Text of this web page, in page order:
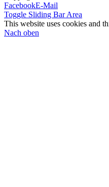
FacebookE-Mail
Toggle Sliding Bar Area
This website uses cookies and
Nach oben